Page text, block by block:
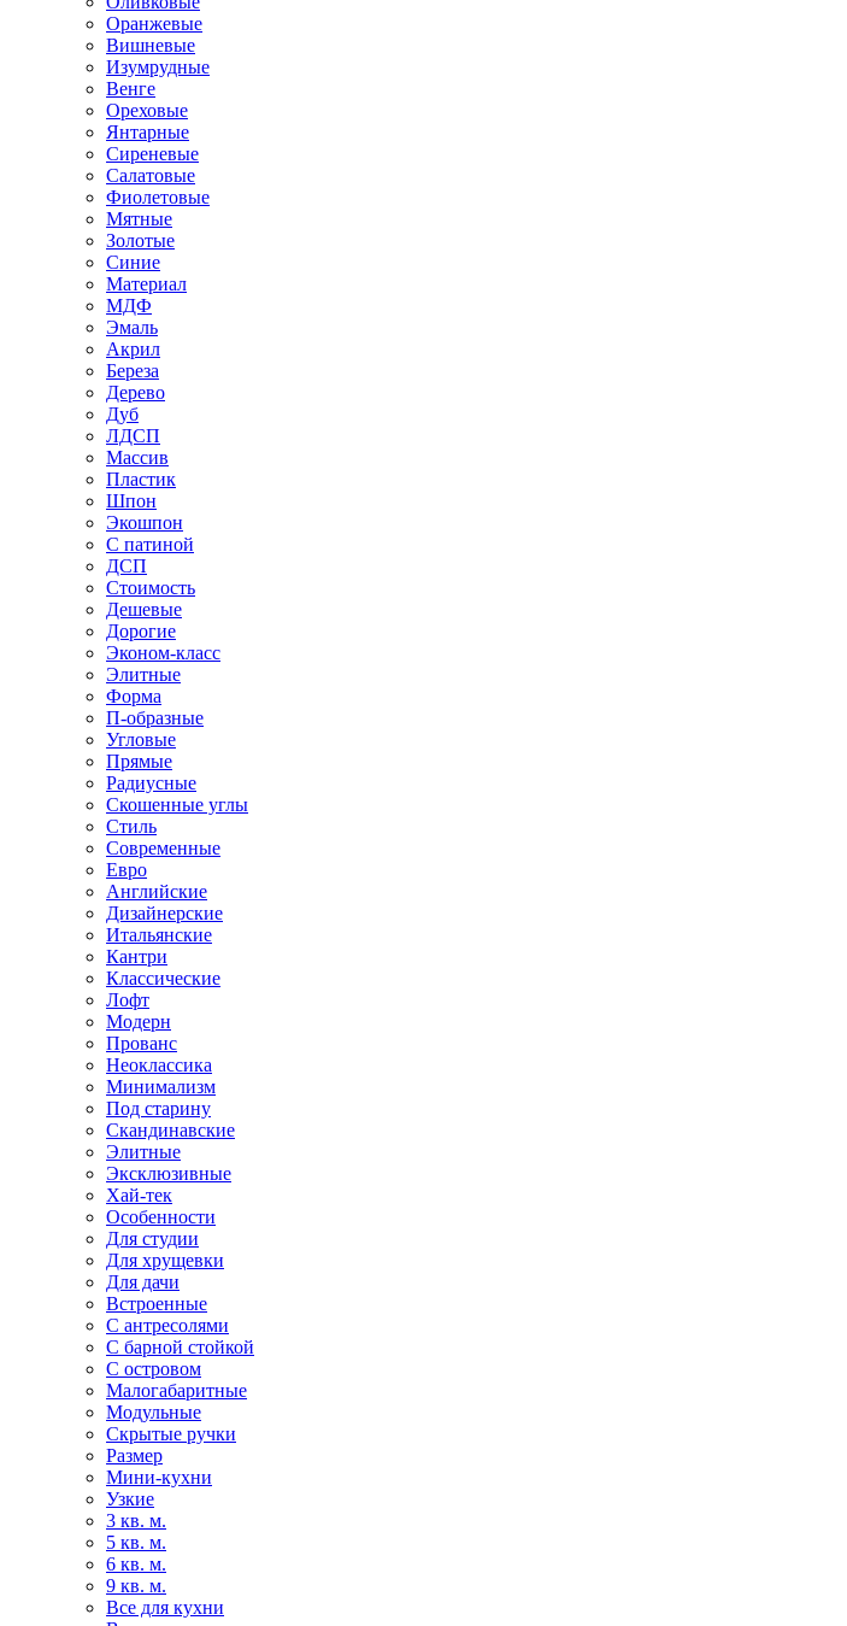
Оранжевые
Вишневые
Изумрудные
Венге
Ореховые
Янтарные
Сиреневые
Салатовые
Фиолетовые
Мятные
Золотые
Синие
Материал
МДФ
Эмаль
Акрил
Береза
Дерево
Дуб
ЛДСП
Массив
Пластик
Шпон
Экошпон
С патиной
ДСП
Стоимость
Дешевые
Дорогие
Эконом-класс
Элитные
Форма
П-образные
Угловые
Прямые
Радиусные
Скошенные углы
Стиль
Современные
Евро
Английские
Дизайнерские
Итальянские
Кантри
Классические
Лофт
Модерн
Прованс
Неоклассика
Минимализм
Под старину
Скандинавские
Элитные
Эксклюзивные
Хай-тек
Особенности
Для студии
Для хрущевки
Для дачи
Встроенные
С антресолями
С барной стойкой
С островом
Малогабаритные
Модульные
Скрытые ручки
Размер
Мини-кухни
Узкие
3 кв. м.
5 кв. м.
6 кв. м.
9 кв. м.
Все для кухни